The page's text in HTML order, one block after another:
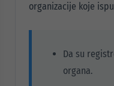
organizacije koje
Da su
organa.